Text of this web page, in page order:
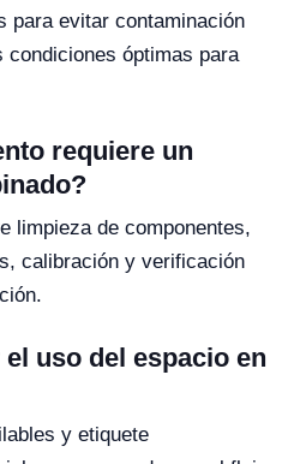
para evitar contaminación
óptimas para
requiere un
limpieza de componentes,
calibración y verificación
uso del espacio en
y etiquete